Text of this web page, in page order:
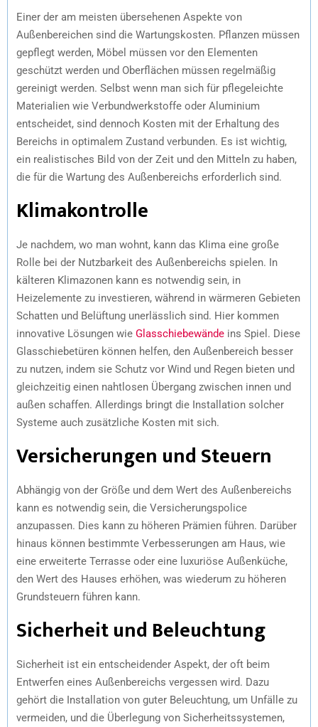
Einer der am meisten übersehenen Aspekte von
Außenbereichen sind die Wartungskosten. Pflanzen müssen
gepflegt werden, Möbel müssen vor den Elementen
geschützt werden und Oberflächen müssen regelmäßig
gereinigt werden. Selbst wenn man sich für pflegeleichte
Materialien wie Verbundwerkstoffe oder Aluminium
entscheidet, sind dennoch Kosten mit der Erhaltung des
Bereichs in optimalem Zustand verbunden. Es ist wichtig,
ein realistisches Bild von der Zeit und den Mitteln zu haben,
die für die Wartung des Außenbereichs erforderlich sind.
Klimakontrolle
Je nachdem, wo man wohnt, kann das Klima eine große
Rolle bei der Nutzbarkeit des Außenbereichs spielen. In
kälteren Klimazonen kann es notwendig sein, in
Heizelemente zu investieren, während in wärmeren Gebieten
Schatten und Belüftung unerlässlich sind. Hier kommen
innovative Lösungen wie Glasschiebewände ins Spiel. Diese
Glasschiebetüren können helfen, den Außenbereich besser
zu nutzen, indem sie Schutz vor Wind und Regen bieten und
gleichzeitig einen nahtlosen Übergang zwischen innen und
außen schaffen. Allerdings bringt die Installation solcher
Systeme auch zusätzliche Kosten mit sich.
Versicherungen und Steuern
Abhängig von der Größe und dem Wert des Außenbereichs
kann es notwendig sein, die Versicherungspolice
anzupassen. Dies kann zu höheren Prämien führen. Darüber
hinaus können bestimmte Verbesserungen am Haus, wie
eine erweiterte Terrasse oder eine luxuriöse Außenküche,
den Wert des Hauses erhöhen, was wiederum zu höheren
Grundsteuern führen kann.
Sicherheit und Beleuchtung
Sicherheit ist ein entscheidender Aspekt, der oft beim
Entwerfen eines Außenbereichs vergessen wird. Dazu
gehört die Installation von guter Beleuchtung, um Unfälle zu
vermeiden, und die Überlegung von Sicherheitssystemen,